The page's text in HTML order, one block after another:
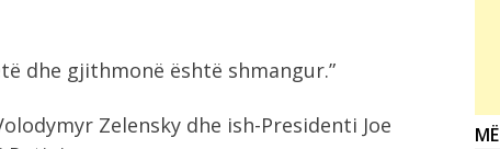
dhe gjithmonë është shmangur.”
Zelensky dhe ish-Presidenti Joe